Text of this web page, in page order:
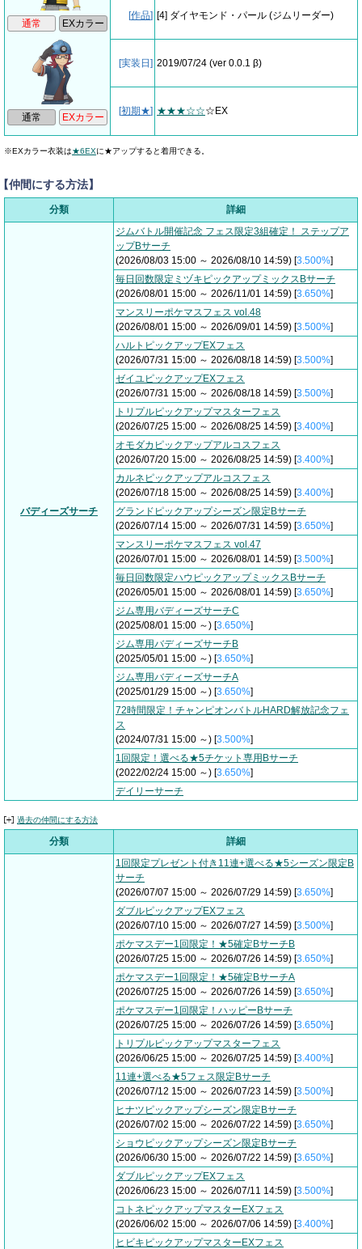
[作品] [4] ダイヤモンド・パール (ジムリーダー)
[実装日] 2019/07/24 (ver 0.0.1 β)
[初期★] ★★★☆☆☆EX
※EXカラー衣装は★6EXに★アップすると着用できる。
仲間にする方法】
分類 詳細
バディーズサーチ
ジムバトル開催記念 フェス限定3組確定！ ステップア
ップBサーチ
(2026/08/03 15:00 ～ 2026/08/10 14:59) [3.500%]
毎日回数限定ミヅキピックアップミックスBサーチ
(2026/08/01 15:00 ～ 2026/11/01 14:59) [3.650%]
マンスリーポケマスフェス vol.48
(2026/08/01 15:00 ～ 2026/09/01 14:59) [3.500%]
ハルトピックアップEXフェス
(2026/07/31 15:00 ～ 2026/08/18 14:59) [3.500%]
ゼイユピックアップEXフェス
(2026/07/31 15:00 ～ 2026/08/18 14:59) [3.500%]
トリプルピックアップマスターフェス
(2026/07/25 15:00 ～ 2026/08/25 14:59) [3.400%]
オモダカピックアップアルコスフェス
(2026/07/20 15:00 ～ 2026/08/25 14:59) [3.400%]
カルネピックアップアルコスフェス
(2026/07/18 15:00 ～ 2026/08/25 14:59) [3.400%]
グランドピックアップシーズン限定Bサーチ
(2026/07/14 15:00 ～ 2026/07/31 14:59) [3.650%]
マンスリーポケマスフェス vol.47
(2026/07/01 15:00 ～ 2026/08/01 14:59) [3.500%]
毎日回数限定ハウピックアップミックスBサーチ
(2026/05/01 15:00 ～ 2026/08/01 14:59) [3.650%]
ジム専用バディーズサーチC
(2025/08/01 15:00 ～) [3.650%]
ジム専用バディーズサーチB
(2025/05/01 15:00 ～) [3.650%]
ジム専用バディーズサーチA
(2025/01/29 15:00 ～) [3.650%]
72時間限定！チャンピオンバトルHARD解放記念フェ
ス
(2024/07/31 15:00 ～) [3.500%]
1回限定！選べる★5チケット専用Bサーチ
(2022/02/24 15:00 ～) [3.650%]
デイリーサーチ
過去の仲間にする方法
分類
詳細
1回限定プレゼント付き11連+選べる★5シーズン限定B
サーチ
(2026/07/07 15:00 ～ 2026/07/29 14:59) [3.650%]
ダブルピックアップEXフェス
(2026/07/10 15:00 ～ 2026/07/27 14:59) [3.500%]
ポケマスデー1回限定！★5確定BサーチB
(2026/07/25 15:00 ～ 2026/07/26 14:59) [3.650%]
ポケマスデー1回限定！★5確定BサーチA
(2026/07/25 15:00 ～ 2026/07/26 14:59) [3.650%]
ポケマスデー1回限定！ハッピーBサーチ
(2026/07/25 15:00 ～ 2026/07/26 14:59) [3.650%]
トリプルピックアップマスターフェス
(2026/06/25 15:00 ～ 2026/07/25 14:59) [3.400%]
11連+選べる★5フェス限定Bサーチ
(2026/07/12 15:00 ～ 2026/07/23 14:59) [3.500%]
ヒナツピックアップシーズン限定Bサーチ
(2026/07/02 15:00 ～ 2026/07/22 14:59) [3.650%]
ショウピックアップシーズン限定Bサーチ
(2026/06/30 15:00 ～ 2026/07/22 14:59) [3.650%]
ダブルピックアップEXフェス
(2026/06/23 15:00 ～ 2026/07/11 14:59) [3.500%]
コトネピックアップマスターEXフェス
(2026/06/02 15:00 ～ 2026/07/06 14:59) [3.400%]
ヒビキピックアップマスターEXフェス